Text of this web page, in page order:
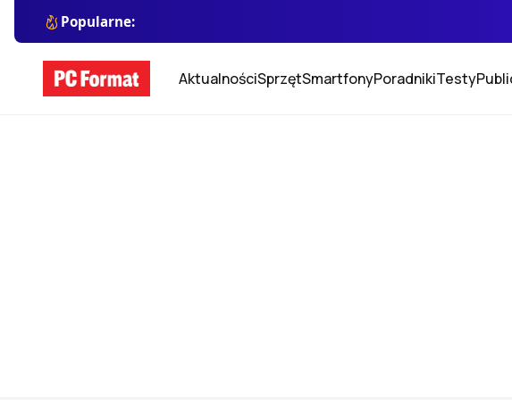
Popularne:
AktualnościSprzętSmartfonyPoradnikiTesty